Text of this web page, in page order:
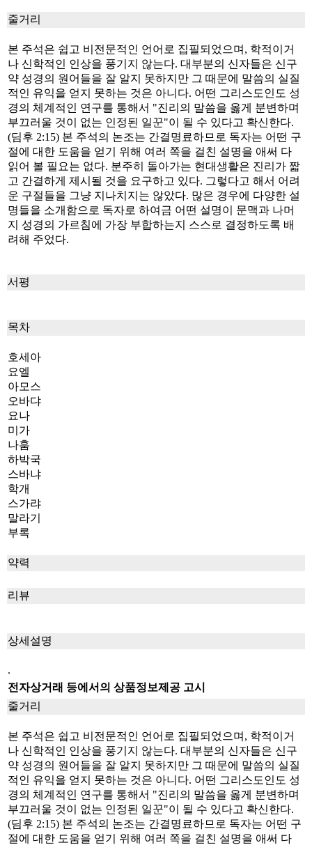
줄거리
본 주석은 쉽고 비전문적인 언어로 집필되었으며, 학적이거
나 신학적인 인상을 풍기지 않는다. 대부분의 신자들은 신구
약 성경의 원어들을 잘 알지 못하지만 그 때문에 말씀의 실질
적인 유익을 얻지 못하는 것은 아니다. 어떤 그리스도인도 성
경의 체계적인 연구를 통해서 "진리의 말씀을 옳게 분변하며
부끄러울 것이 없는 인정된 일꾼"이 될 수 있다고 확신한다.
(딤후 2:15) 본 주석의 논조는 간결명료하므로 독자는 어떤 구
절에 대한 도움을 얻기 위해 여러 쪽을 걸친 설명을 애써 다
읽어 볼 필요는 없다. 분주히 돌아가는 현대생활은 진리가 짧
고 간결하게 제시될 것을 요구하고 있다. 그렇다고 해서 어려
운 구절들을 그냥 지나치지는 않았다. 많은 경우에 다양한 설
명들을 소개함으로 독자로 하여금 어떤 설명이 문맥과 나머
지 성경의 가르침에 가장 부합하는지 스스로 결정하도록 배
려해 주었다.
서평
목차
호세아
요엘
아모스
오바댜
요나
미가
나훔
하박국
스바냐
학개
스가랴
말라기
부록
약력
리뷰
상세설명
.
전자상거래 등에서의 상품정보제공 고시
줄거리
본 주석은 쉽고 비전문적인 언어로 집필되었으며, 학적이거
나 신학적인 인상을 풍기지 않는다. 대부분의 신자들은 신구
약 성경의 원어들을 잘 알지 못하지만 그 때문에 말씀의 실질
적인 유익을 얻지 못하는 것은 아니다. 어떤 그리스도인도 성
경의 체계적인 연구를 통해서 "진리의 말씀을 옳게 분변하며
부끄러울 것이 없는 인정된 일꾼"이 될 수 있다고 확신한다.
(딤후 2:15) 본 주석의 논조는 간결명료하므로 독자는 어떤 구
절에 대한 도움을 얻기 위해 여러 쪽을 걸친 설명을 애써 다